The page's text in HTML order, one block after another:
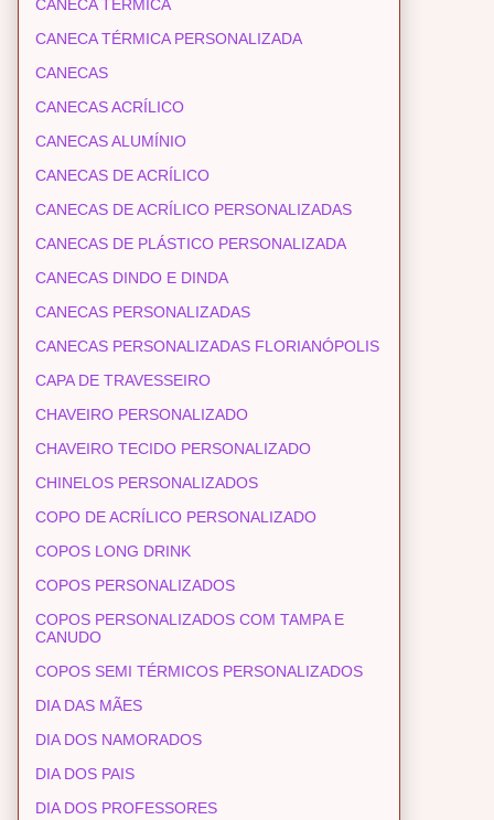
CANECA TÉRMICA
CANECA TÉRMICA PERSONALIZADA
CANECAS
CANECAS ACRÍLICO
CANECAS ALUMÍNIO
CANECAS DE ACRÍLICO
CANECAS DE ACRÍLICO PERSONALIZADAS
CANECAS DE PLÁSTICO PERSONALIZADA
CANECAS DINDO E DINDA
CANECAS PERSONALIZADAS
CANECAS PERSONALIZADAS FLORIANÓPOLIS
CAPA DE TRAVESSEIRO
CHAVEIRO PERSONALIZADO
CHAVEIRO TECIDO PERSONALIZADO
CHINELOS PERSONALIZADOS
COPO DE ACRÍLICO PERSONALIZADO
COPOS LONG DRINK
COPOS PERSONALIZADOS
COPOS PERSONALIZADOS COM TAMPA E
CANUDO
COPOS SEMI TÉRMICOS PERSONALIZADOS
DIA DAS MÃES
DIA DOS NAMORADOS
DIA DOS PAIS
DIA DOS PROFESSORES